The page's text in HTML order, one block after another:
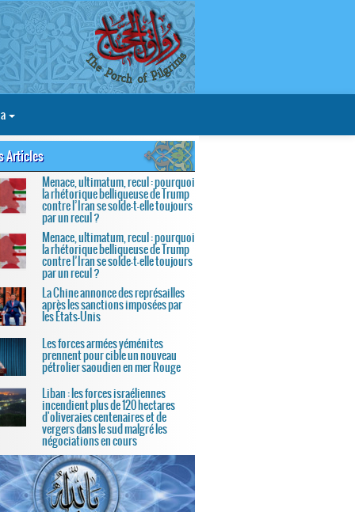
Articles
Menace, ultimatum, recul : pourquoi
la rhétorique belliqueuse de Trump
contre l’Iran se solde-t-elle toujours
par un recul ?
Menace, ultimatum, recul : pourquoi
la rhétorique belliqueuse de Trump
contre l’Iran se solde-t-elle toujours
par un recul ?
La Chine annonce des représailles
après les sanctions imposées par
les États-Unis
Les forces armées yéménites
prennent pour cible un nouveau
pétrolier saoudien en mer Rouge
Liban : les forces israéliennes
incendient plus de 120 hectares
d'oliveraies centenaires et de
vergers dans le sud malgré les
négociations en cours